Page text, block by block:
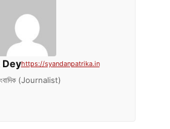
https://syandanpatrika.in
(Journalist)